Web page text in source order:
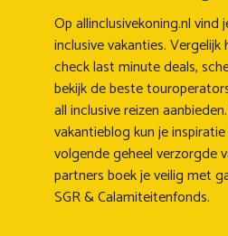
Op allinclusivekoning.nl vind
inclusive vakanties.
check last minute deals,
bekijk de beste
all inclusive reizen
vakantieblog kun je
volgende geheel verzorgde
partners boek je veilig met
SGR & Calamiteitenfonds.